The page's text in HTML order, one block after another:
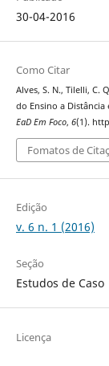
30-04-2016
Como Citar
Alves, S. N., Tilelli, C.
do Ensino a
EaD Em Foco, 6(1).
Fomatos de
Edição
v. 6 n. 1 (2016)
Seção
Estudos de Caso
Licença